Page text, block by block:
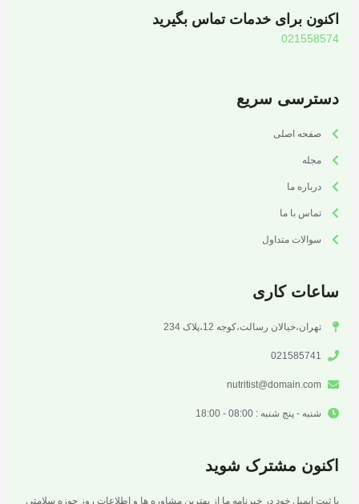
اکنون برای خدمات تماس بگیرید
021558574
دسترسی سریع
صفحه اصلی
مجله
درباره ما
تماس با ما
سوالات متداول
ساعات کاری
تهران،خیالان رسالت،کوجه 12،پلاک 234
021585741
nutritist@domain.com
شنبه - پنج شنبه : 08:00 - 18:00
اکنون مشترک شوید
با ثبت ایمیل خود در خبرنامه ما از بهترین مشاوره ها و اطلاعات روز حوزه سلامتی